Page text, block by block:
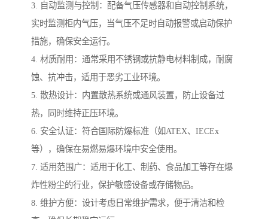
3. 自动监测与控制：配备气压传感器和自动控制系统，
实时监测柜内气压，当气压不足时自动报警或启动保护
措施，确保安全运行。
4. 材质耐用：通常采用不锈钢或抗静电材料制成，耐腐
蚀、抗冲击，适用于恶劣工业环境。
5. 散热设计：内置散热系统或通风装置，防止设备过
热，同时维持正压环境。
6. 安全认证：符合国际防爆标准（如ATEX、IECEx
等），确保在易燃易爆环境中安全使用。
7. 适用范围广：适用于化工、制药、食品加工等存在爆
炸性粉尘的行业，保护敏感设备或存储物品。
8. 维护方便：设计考虑日常维护需求，便于清洁和检